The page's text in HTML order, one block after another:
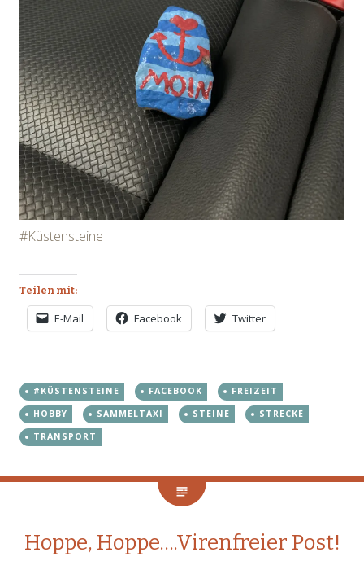
#Küstensteine
Teilen mit:
E-Mail Facebook Twitter
#KÜSTENSTEINE FACEBOOK
FREIZEIT
HOBBY
SAMMELTAXI STEINE
STRECKE
TRANSPORT
Hoppe, Hoppe….Virenfreier Post!